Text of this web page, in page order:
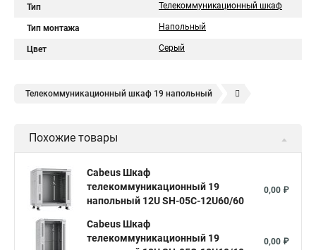
Тип Телекоммуникационный шкаф
Тип монтажа Напольный
Цвет Серый
Телекоммуникационный шкаф 19 напольный
Шкаф настенный 19
Похожие товары
Cabeus Шкаф
телекоммуникационный 19
напольный 12U SH-05C-12U60/60
0,00 ₽
Cabeus Шкаф
телекоммуникационный 19
0,00 ₽